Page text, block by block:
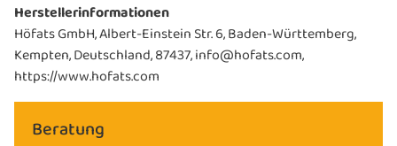
Herstellerinformationen
Höfats GmbH, Albert-Einstein Str. 6, Baden-Württemberg,
Kempten, Deutschland, 87437, info@hofats.com,
https://www.hofats.com
Beratung